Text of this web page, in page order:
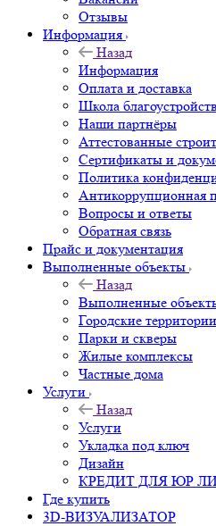
Отзывы
Информация
Назад
Информация
Оплата и доставка
Школа
Наши партнёры
Аттестованные
Сертификаты и
Политика
Антикоррупционная
Вопросы и ответы
Обратная связь
Прайс и документация
Выполненные объекты
Назад
Выполненные
Городские территории
Парки и скверы
Жилые комплексы
Частные дома
Услуги
Назад
Услуги
Укладка под ключ
Дизайн
КРЕДИТ ДЛЯ ЮР
Где купить
3D-ВИЗУАЛИЗАТОР